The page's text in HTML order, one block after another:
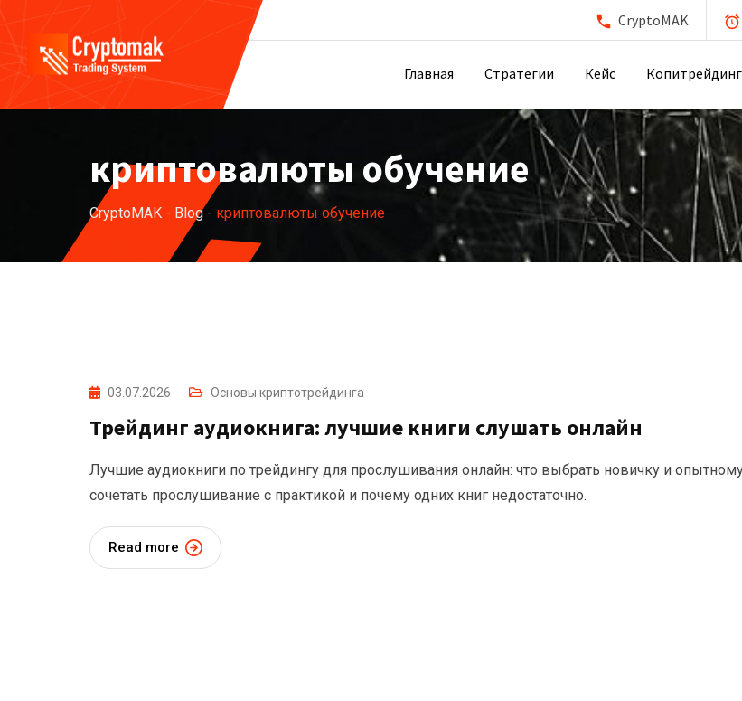
Skip
to
content
CryptoMAK
Главная Стратегии Кейс Копитрейдинг
криптовалюты обучение
CryptoMAK - Blog- криптовалюты обучение
03.07.2026 Основы криптотрейдинга
Трейдинг аудиокнига: лучшие книги слушать онлайн
Лучшие аудиокниги по трейдингу для прослушивания онлайн: что выбрать новичку и
сочетать прослушивание с практикой и почему одних книг недостаточно.
Read more